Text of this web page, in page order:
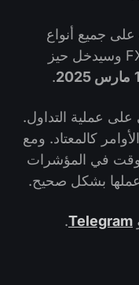
على جميع أنواع
حسابات التداول على منصة FXOpen وسيدخل حيز
مارس 2025 .
على عملية التداول.
كالمعتاد. ومع
في المؤشرات
عملها بشكل صحيح.
Telegram
.